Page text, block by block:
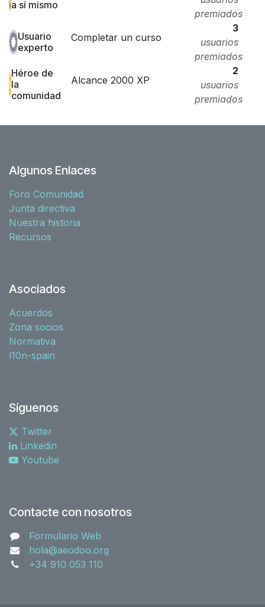
a sí mismo
premiados
Usuario
experto
Completar un curso
3
usuarios
premiados
Héroe de
la
comunidad
Alcance 2000 XP
2
usuarios
premiados
Algunos Enlaces
Foro Comunidad
Junta directiva
Nuestra historia
Recursos
Asociados
Acuerdos
Zona socios
Normativa
l10n-spain
Síguenos
Twitter
Linkedin
Youtube
Contacte con nosotros
Formulario Web
hola@aeodoo.org
+34 910 053 110